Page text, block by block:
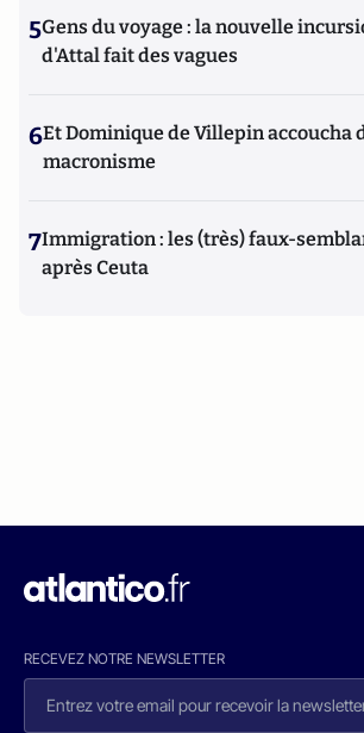
5Gens du voyage : la nouvelle
d'Attal fait des vagues
6Et Dominique de Villepin accoucha
macronisme
7Immigration : les (très) faux-
après Ceuta
RECEVEZ NOTRE NEWSLETTER